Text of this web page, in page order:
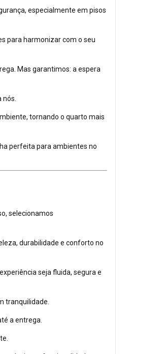
especialmente em pisos
para harmonizar com o seu
Mas garantimos: a espera
tornando o quarto mais
perfeita para ambientes no
selecionamos
durabilidade e conforto no
seja fluida, segura e
tranquilidade.
a entrega.